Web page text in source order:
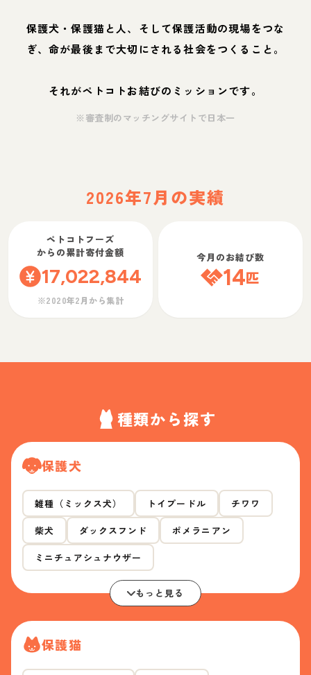
保護犬・保護猫と人、そして保護活動の現場をつな
ぎ、命が最後まで大切にされる社会をつくること。
それがペトコトお結びのミッションです。
※審査制のマッチングサイトで日本一
2026年7月の実績
ペトコトフーズ
からの累計寄付金額
17,022,844
※2020年2月から集計
今月のお結び数
14匹
種類から探す
保護犬
雑種（ミックス犬） トイプードル チワワ
柴犬 ダックスフンド ポメラニアン
ミニチュアシュナウザー
もっと見る
保護猫